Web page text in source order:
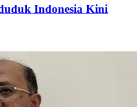
Indonesia Kini